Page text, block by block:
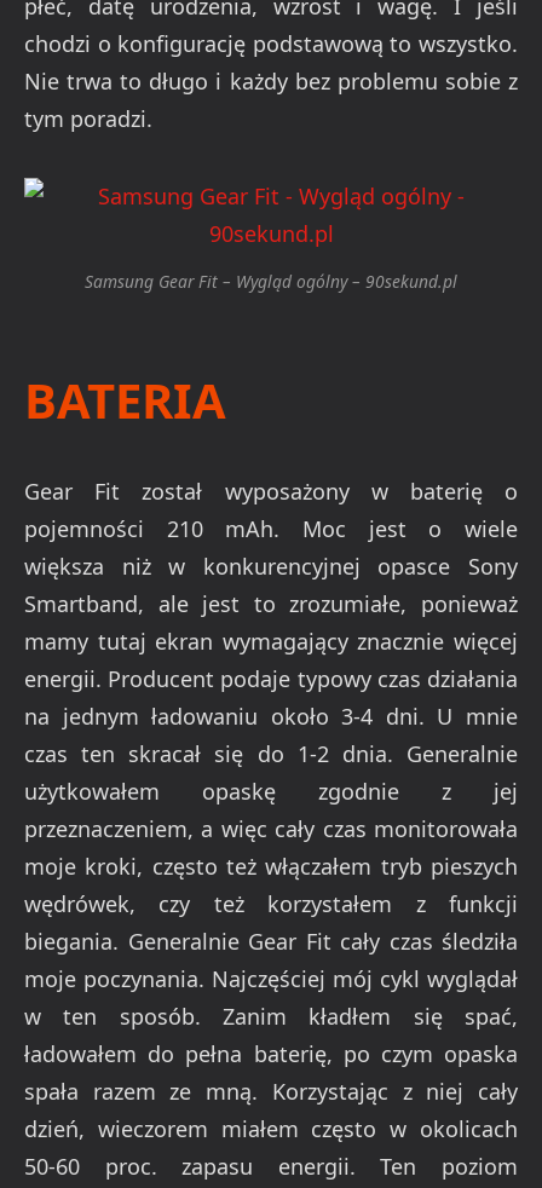
chodzi o konfigurację podstawową to wszystko.
Nie trwa to długo i każdy bez problemu sobie z
tym poradzi.
Samsung Gear Fit – Wygląd ogólny – 90sekund.pl
BATERIA
Gear Fit został wyposażony w baterię o
pojemności 210 mAh. Moc jest o wiele
większa niż w konkurencyjnej opasce Sony
Smartband, ale jest to zrozumiałe, ponieważ
mamy tutaj ekran wymagający znacznie więcej
energii. Producent podaje typowy czas działania
na jednym ładowaniu około 3-4 dni. U mnie
czas ten skracał się do 1-2 dnia. Generalnie
użytkowałem opaskę zgodnie z jej
przeznaczeniem, a więc cały czas monitorowała
moje kroki, często też włączałem tryb pieszych
wędrówek, czy też korzystałem z funkcji
biegania. Generalnie Gear Fit cały czas śledziła
moje poczynania. Najczęściej mój cykl wyglądał
w ten sposób. Zanim kładłem się spać,
ładowałem do pełna baterię, po czym opaska
spała razem ze mną. Korzystając z niej cały
dzień, wieczorem miałem często w okolicach
50-60 proc. zapasu energii. Ten poziom